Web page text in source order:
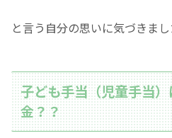
と言う自分の思いに気づきまし
子ども手当（児童手当
金？？